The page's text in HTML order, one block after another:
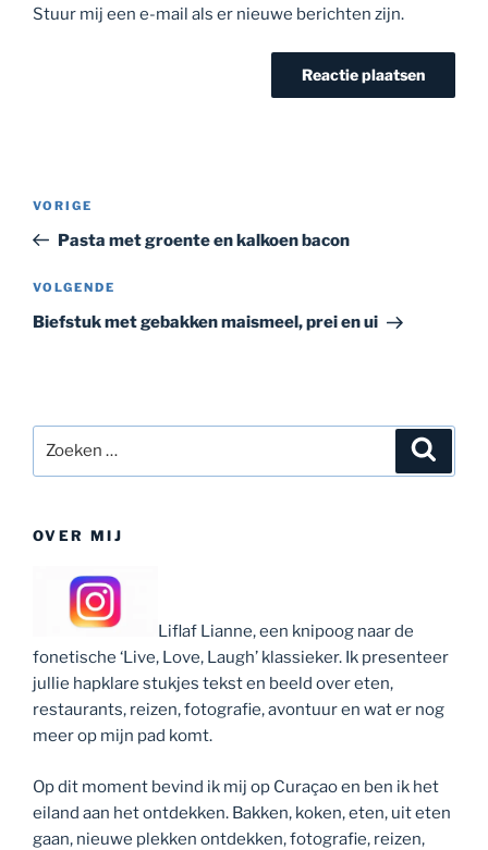
Stuur mij een e-mail als er nieuwe berichten zijn.
Vorig
bericht
VORIGE
Pasta met groente en kalkoen bacon
Volgend
bericht
VOLGENDE
Biefstuk met gebakken maismeel, prei en ui
naar:
OVER MIJ
Liflaf Lianne, een knipoog naar de
fonetische ‘Live, Love, Laugh’ klassieker. Ik presenteer
jullie hapklare stukjes tekst en beeld over eten,
restaurants, reizen, fotografie, avontuur en wat er nog
meer op mijn pad komt.
Op dit moment bevind ik mij op Curaçao en ben ik het
eiland aan het ontdekken. Bakken, koken, eten, uit eten
gaan, nieuwe plekken ontdekken, fotografie, reizen,